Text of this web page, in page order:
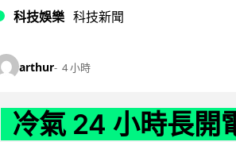
科技娛樂 科技新聞
arthur 4 小時
冷氣 24 小時長開